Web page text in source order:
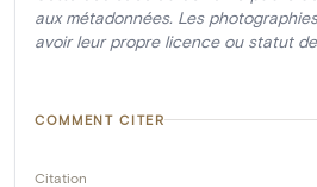
aux métadonnées. Les
avoir leur propre licence ou statut
COMMENT CITER
Citation